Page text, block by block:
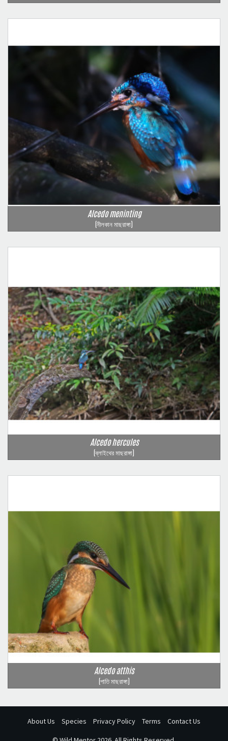
Alcedo meninting
(নীলকান মাছরাঙ্গা)
Alcedo hercules
(ব্লাইথের মাছরাঙ্গা)
Alcedo atthis
(পাতি মাছরাঙ্গা)
About Us Species Privacy Policy Terms Contact Us